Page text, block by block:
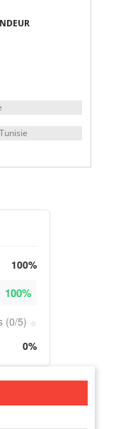
100%
100%
(0/5) ⭐
0%